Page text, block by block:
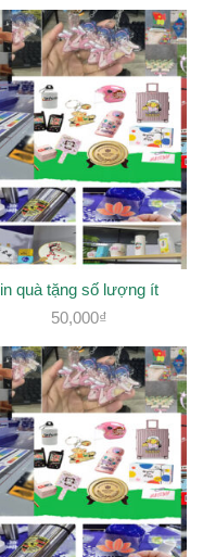
in quà tặng số lượng ít
50,000₫